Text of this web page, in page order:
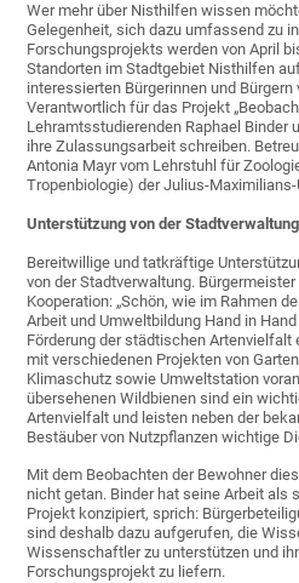
Wer mehr über Nisthilfen wissen
Gelegenheit, sich dazu umfassend zu
Forschungsprojekts werden von April
Standorten im Stadtgebiet Nisthilfen
interessierten Bürgerinnen und
Verantwortlich für das Projekt
Lehramtsstudierenden Raphael Binder
ihre Zulassungsarbeit schreiben.
Antonia Mayr vom Lehrstuhl für
Tropenbiologie) der Julius-
Unterstützung von der Stadtverwaltung
Bereitwillige und tatkräftige
von der Stadtverwaltung.
Kooperation: „Schön, wie im Rahmen
Arbeit und Umweltbildung Hand in
Förderung der städtischen Artenvielfalt
mit verschiedenen Projekten von
Klimaschutz sowie Umweltstation
übersehenen Wildbienen sind ein
Artenvielfalt und leisten neben der
Bestäuber von Nutzpflanzen wichtige
Mit dem Beobachten der Bewohner
nicht getan. Binder hat seine Arbeit als
Projekt konzipiert, sprich:
sind deshalb dazu aufgerufen, die
Wissenschaftler zu unterstützen und
Forschungsprojekt zu liefern.